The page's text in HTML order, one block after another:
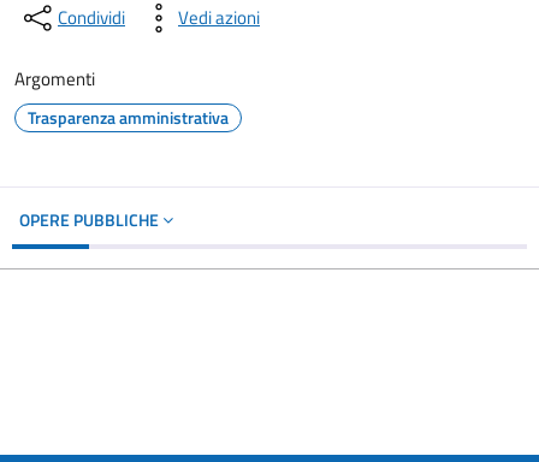
Condividi Vedi azioni
Argomenti
Trasparenza amministrativa
OPERE PUBBLICHE